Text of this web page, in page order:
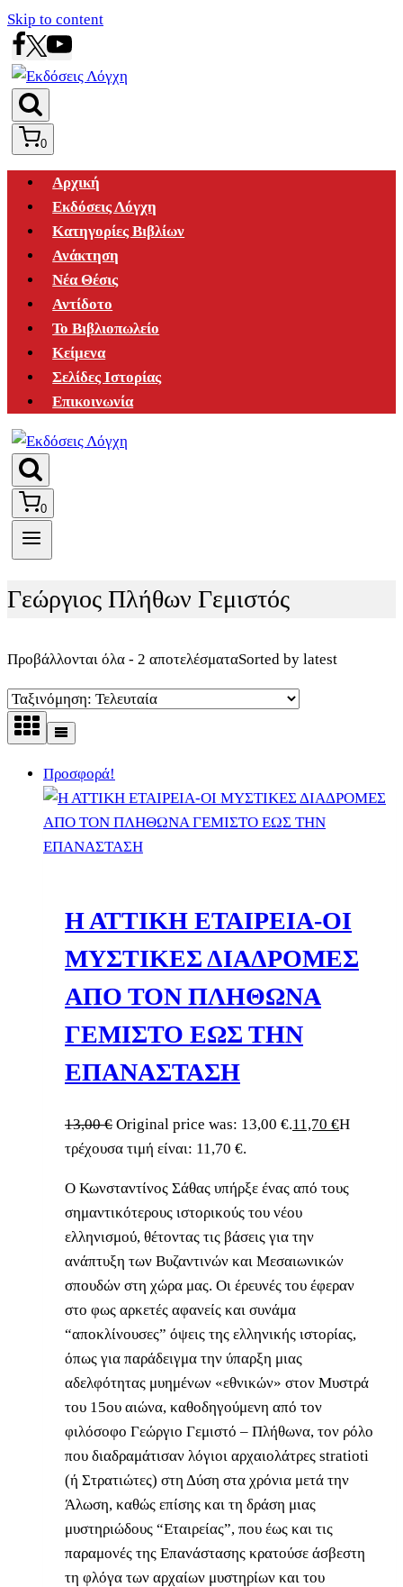
Skip to content
0
Αρχική
Εκδόσεις Λόγχη
Κατηγορίες Βιβλίων
Ανάκτηση
Νέα Θέσις
Αντίδοτο
Το Βιβλιοπωλείο
Κείμενα
Σελίδες Ιστορίας
Επικοινωνία
0
Γεώργιος Πλήθων Γεμιστός
Προβάλλονται όλα - 2 αποτελέσματαSorted by latest
Προσφορά!
Η ΑΤΤΙΚΗ ΕΤΑΙΡΕΙΑ-ΟΙ
ΜΥΣΤΙΚΕΣ ΔΙΑΔΡΟΜΕΣ
ΑΠΟ ΤΟΝ ΠΛΗΘΩΝΑ
ΓΕΜΙΣΤΟ ΕΩΣ ΤΗΝ
ΕΠΑΝΑΣΤΑΣΗ
13,00€ Original price was: 13,00 €.11,70 €Η
τρέχουσα τιμή είναι: 11,70 €.
Ο Κωνσταντίνος Σάθας υπήρξε ένας από τους
σημαντικότερους ιστορικούς του νέου
ελληνισμού, θέτοντας τις βάσεις για την
ανάπτυξη των Βυζαντινών και Μεσαιωνικών
σπουδών στη χώρα μας. Οι έρευνές του έφεραν
στο φως αρκετές αφανείς και συνάμα
“αποκλίνουσες” όψεις της ελληνικής ιστορίας,
όπως για παράδειγμα την ύπαρξη μιας
αδελφότητας μυημένων «εθνικών» στον Μυστρά
του 15ου αιώνα, καθοδηγούμενη από τον
φιλόσοφο Γεώργιο Γεμιστό – Πλήθωνα, τον ρόλο
που διαδραμάτισαν λόγιοι αρχαιολάτρες stratioti
(ή Στρατιώτες) στη Δύση στα χρόνια μετά την
Άλωση, καθώς επίσης και τη δράση μιας
μυστηριώδους “Εταιρείας”, που έως και τις
παραμονές της Επανάστασης κρατούσε άσβεστη
τη φλόγα των αρχαίων μυστηρίων και του